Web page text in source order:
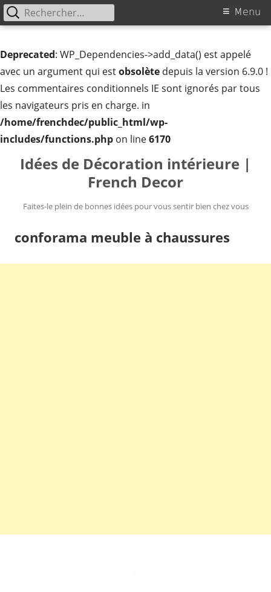
Deprecated: WP_Dependencies->add_data() est appelé
avec un argument qui estobsolète depuis la version 6.9.0 !
Les commentaires conditionnels IE sont ignorés par tous
les navigateurs pris en charge. in
/home/frenchdec/public_html/wp-
includes/functions.php on line6170
Idées de Décoration intérieure |
French Decor
Faites-le plein de bonnes idées pour vous sentir bien chez vous
Menu
Menu
Rechercher :
conforama meuble à chaussures